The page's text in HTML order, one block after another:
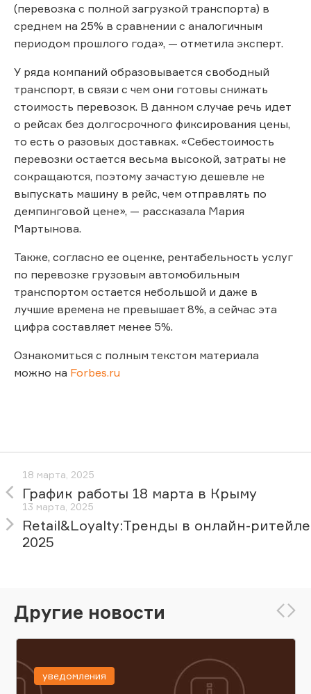
(перевозка с полной загрузкой транспорта) в
среднем на 25% в сравнении с аналогичным
периодом прошлого года», — отметила эксперт.
У ряда компаний образовывается свободный
транспорт, в связи с чем они готовы снижать
стоимость перевозок. В данном случае речь идет
о рейсах без долгосрочного фиксирования цены,
то есть о разовых доставках. «Себестоимость
перевозки остается весьма высокой, затраты не
сокращаются, поэтому зачастую дешевле не
выпускать машину в рейс, чем отправлять по
демпинговой цене», — рассказала Мария
Мартынова.
Также, согласно ее оценке, рентабельность услуг
по перевозке грузовым автомобильным
транспортом остается небольшой и даже в
лучшие времена не превышает 8%, а сейчас эта
цифра составляет менее 5%.
Ознакомиться с полным текстом материала
можно на Forbes.ru
18 марта, 2025
График работы 18 марта в Крыму
13 марта, 2025
Retail&Loyalty:Тренды в онлайн-ритейле
2025
Другие новости
уведомления